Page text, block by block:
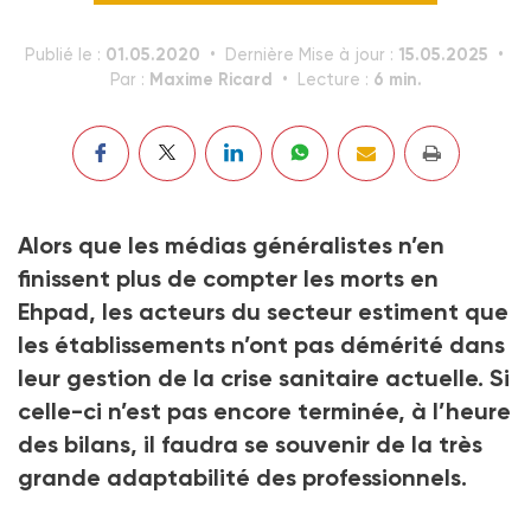
Publié le : 01.05.2020 Dernière Mise à jour : 15.05.2025
Par : Maxime Ricard Lecture : 6 min.
Alors que les médias généralistes n’en
finissent plus de compter les morts en
Ehpad, les acteurs du secteur estiment que
les établissements n’ont pas démérité dans
leur gestion de la crise sanitaire actuelle. Si
celle-ci n’est pas encore terminée, à l’heure
des bilans, il faudra se souvenir de la très
grande adaptabilité des professionnels.